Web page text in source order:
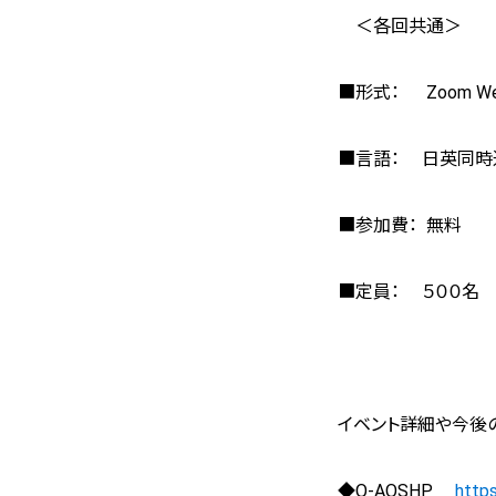
＜各回共通＞
■形式： Zoom
■言語： 日英同時
■参加費： 無料
■定員： ５００名
イベント詳細や今後
◆Q-AOSHP